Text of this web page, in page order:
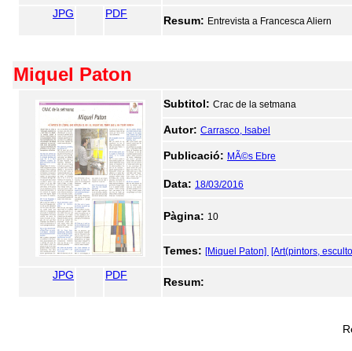
JPG PDF
Resum: Entrevista a Francesca Aliern
Miquel Paton
Subtitol: Crac de la setmana
Autor: Carrasco, Isabel
Publicació: MÃ©s Ebre
Data: 18/03/2016
Pàgina: 10
Temes: [Miquel Paton] [Art(pintors,
JPG PDF
Resum: